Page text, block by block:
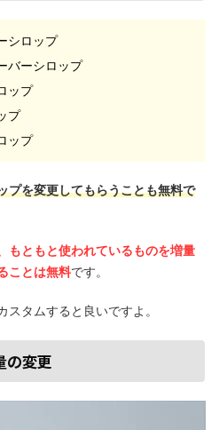
シロップ
バーシロップ
ップ
プ
ップ
プを変更してもらうことも無料で
もともと使われているものを増量
ことは無料です。
タムすると良いですよ。
の変更